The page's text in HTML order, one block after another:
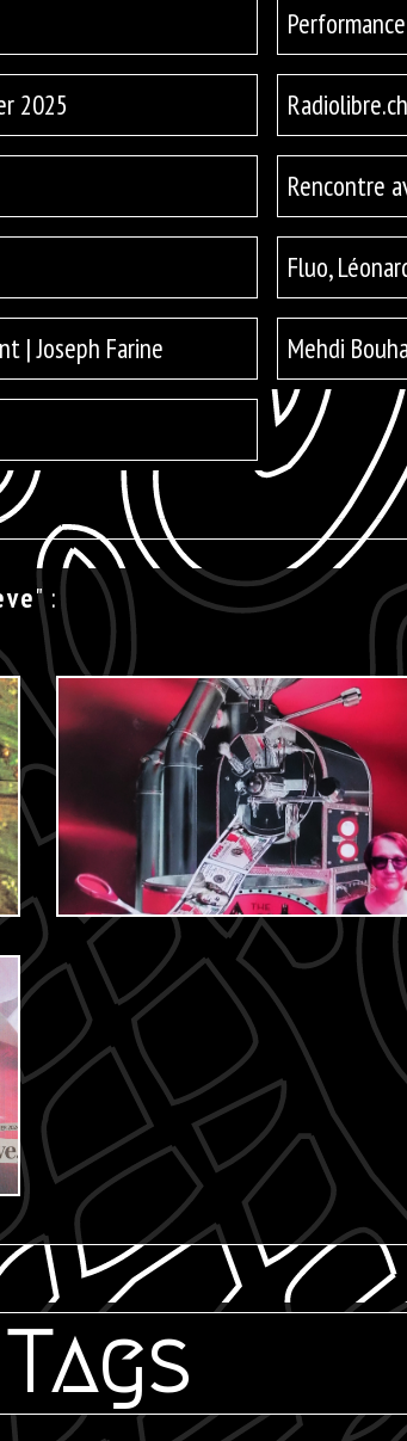
2025
Rencontre
Fluo,
| Joseph Farine Mehdi
" :
Tags